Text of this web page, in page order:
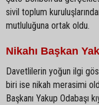
sivil toplum
mutluluğuna ortak oldu.
Nikahı Başkan
Davetlilerin yoğun ilgi
biri ise nikah merasimi
Başkanı Yakup Odabaşı